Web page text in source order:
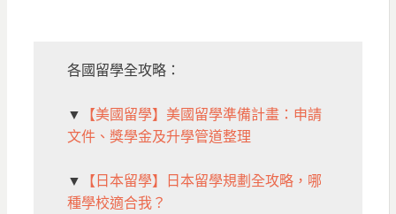
各國留學全攻略：
▼ 【美國留學】美國留學準備計畫：申請
文件、獎學金及升學管道整理
▼ 【日本留學】日本留學規劃全攻略，哪
種學校適合我？